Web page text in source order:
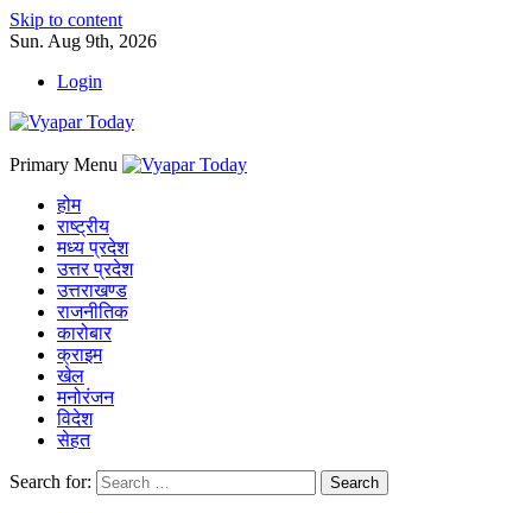
Skip to content
Sun. Aug 9th, 2026
Login
Primary Menu
होम
राष्ट्रीय
मध्य प्रदेश
उत्तर प्रदेश
उत्तराखण्ड
राजनीतिक
कारोबार
क्राइम
खेल
मनोरंजन
विदेश
सेहत
Search for: